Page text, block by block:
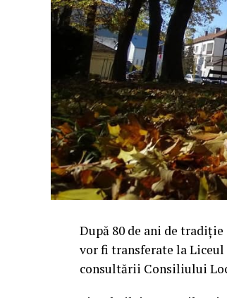
După 80 de ani de
vor fi transferate la Liceul
consultării Consiliului